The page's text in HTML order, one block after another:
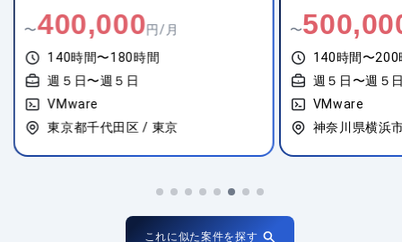
〜400,000円/月
140時間〜180時間
週５日〜週５日
VMware
東京都千代田区 / 東京
〜
140時間〜200
週５日〜週５
VMware
神奈川県横浜
これに似た案件を探す